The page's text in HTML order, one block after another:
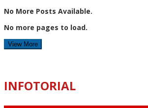
No More Posts Available.
No more pages to load.
View More
INFOTORIAL